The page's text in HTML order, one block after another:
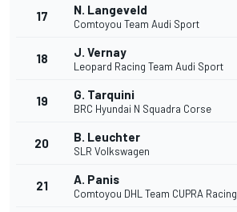
17 N. Langeveld
Comtoyou Team Audi Sport
18 J. Vernay
Leopard Racing Team Audi Sport
19 G. Tarquini
BRC Hyundai N Squadra Corse
20 B. Leuchter
SLR Volkswagen
21 A. Panis
Comtoyou DHL Team CUPRA Racing